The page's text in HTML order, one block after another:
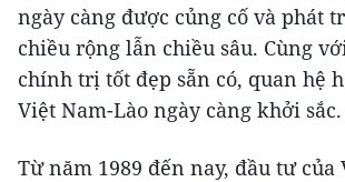
ngày càng được củng cố và phát
chiều rộng lẫn chiều sâu. Cùng
chính trị tốt đẹp sẵn có, quan hệ
Việt Nam-Lào ngày càng khởi sắc.
Từ năm 1989 đến nay, đầu tư của